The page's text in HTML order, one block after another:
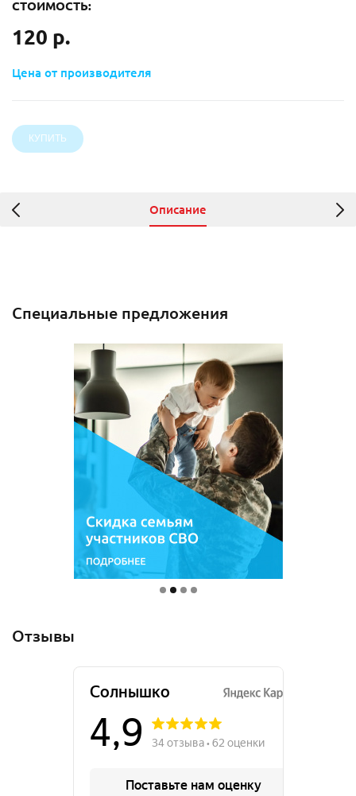
СТОИМОСТЬ:
120 р.
Цена от производителя
Описание
Специальные предложения
Отзывы